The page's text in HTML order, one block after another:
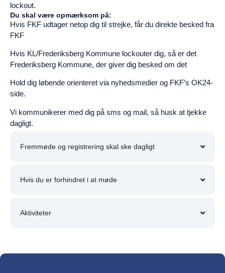
lockout.
Du skal være opmærksom på:
Hvis FKF udtager netop dig til strejke, får du direkte besked fra
FKF
Hvis KL/Frederiksberg Kommune lockouter dig, så er det
Frederiksberg Kommune, der giver dig besked om det
Hold dig løbende orienteret via nyhedsmedier og FKF’s OK24-
side.
Vi kommunikerer med dig på sms og mail, så husk at tjekke
dagligt.
Fremmøde og registrering skal ske dagligt
Hvis du er forhindret i at møde
Aktiviteter